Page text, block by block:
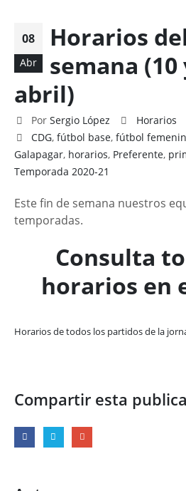
08
Abr
Horarios
semana (10
abril)
Por Sergio López
Horarios
CDG,fútbol base,fútbol
Galapagar, horarios, Preferente,
Temporada 2020-21
Este fin de semana nuestros
temporadas.
Consulta
horarios en
Horarios de todos los partidos de la
Compartir esta